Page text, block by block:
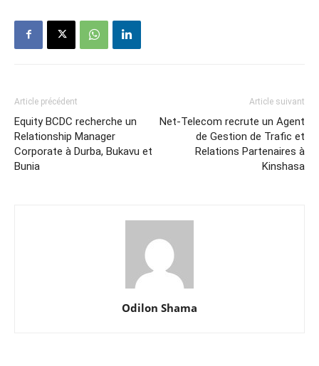
Article précédent
Equity BCDC recherche un
Relationship Manager
Corporate à Durba, Bukavu et
Bunia
Article suivant
Net-Telecom recrute un Agent
de Gestion de Trafic et
Relations Partenaires à
Kinshasa
Odilon Shama